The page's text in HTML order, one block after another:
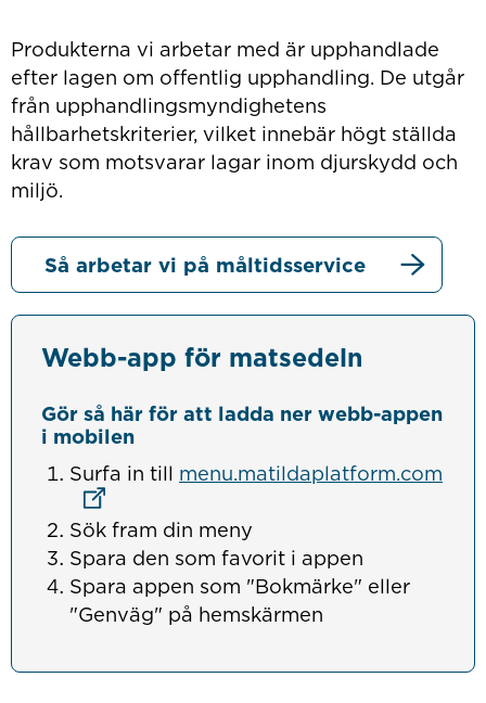
Produkterna vi arbetar med är upphandlade
efter lagen om offentlig upphandling. De utgår
från upphandlingsmyndighetens
hållbarhetskriterier, vilket innebär högt ställda
krav som motsvarar lagar inom djurskydd och
miljö.
Så arbetar vi på måltidsservice
Webb-app för matsedeln
Gör så här för att ladda ner webb-appen
i mobilen
Surfa in till menu.matildaplatform.com
Sök fram din meny
Spara den som favorit i appen
Spara appen som "Bokmärke" eller
"Genväg" på hemskärmen